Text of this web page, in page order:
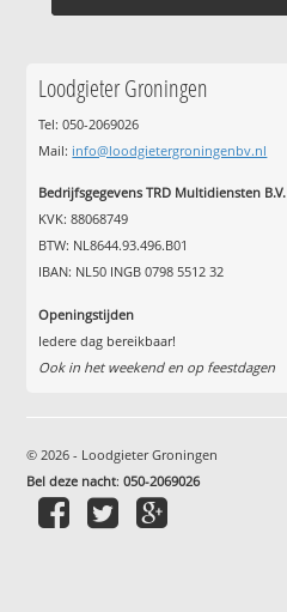
Loodgieter Groningen
Tel: 050-2069026
Mail: info@loodgietergroningenbv.nl
Bedrijfsgegevens TRD Multidiensten B.V.
KVK: 88068749
BTW: NL8644.93.496.B01
IBAN: NL50 INGB 0798 5512 32
Openingstijden
Iedere dag bereikbaar!
Ook in het weekend en op feestdagen
© 2026 - Loodgieter Groningen
Bel deze nacht:050-2069026